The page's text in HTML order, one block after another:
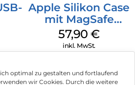
optimal zu gestalten und fortlaufend
wir Cookies. Durch die weitere
Apple Silikon Case
mit MagSafe
iPhone 14 Pro
(PRODUCT)RED
57,90€
inkl. MwSt.